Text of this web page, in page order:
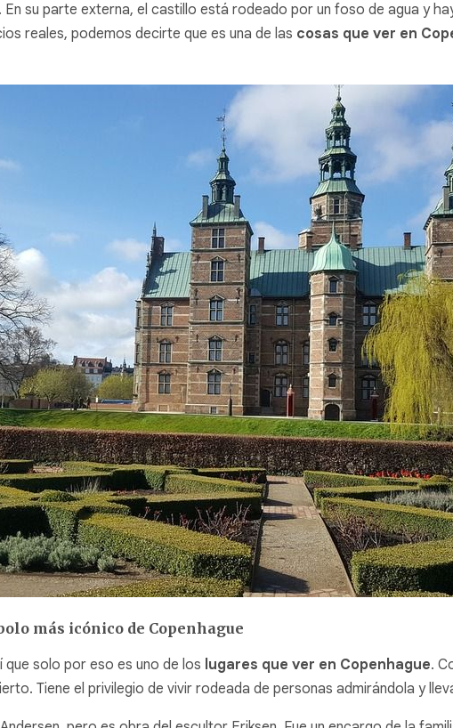
. En su parte externa, el castillo está rodeado por un foso de agua y
reales, podemos decirte que es una de las cosas que ver en
más icónico de Copenhague
que solo por eso es uno de los lugares que ver en Copenhague.
Tiene el privilegio de vivir rodeada de personas admirándola y